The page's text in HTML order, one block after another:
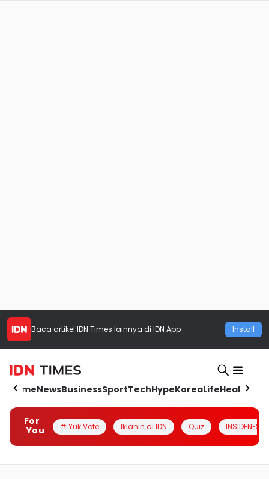
Baca artikel IDN Times lainnya di IDN App Install
HomeNewsBusinessSportTechHypeKoreaLifeHealth
For
You
# Yuk Vote Iklanin di IDN Quiz INSIDENESIA